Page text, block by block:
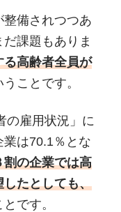
備されつつあ
課題もありま
る高齢者全員が
ことです。
の雇用状況」に
は70.1％とな
割の企業では高
たとしても、
です。